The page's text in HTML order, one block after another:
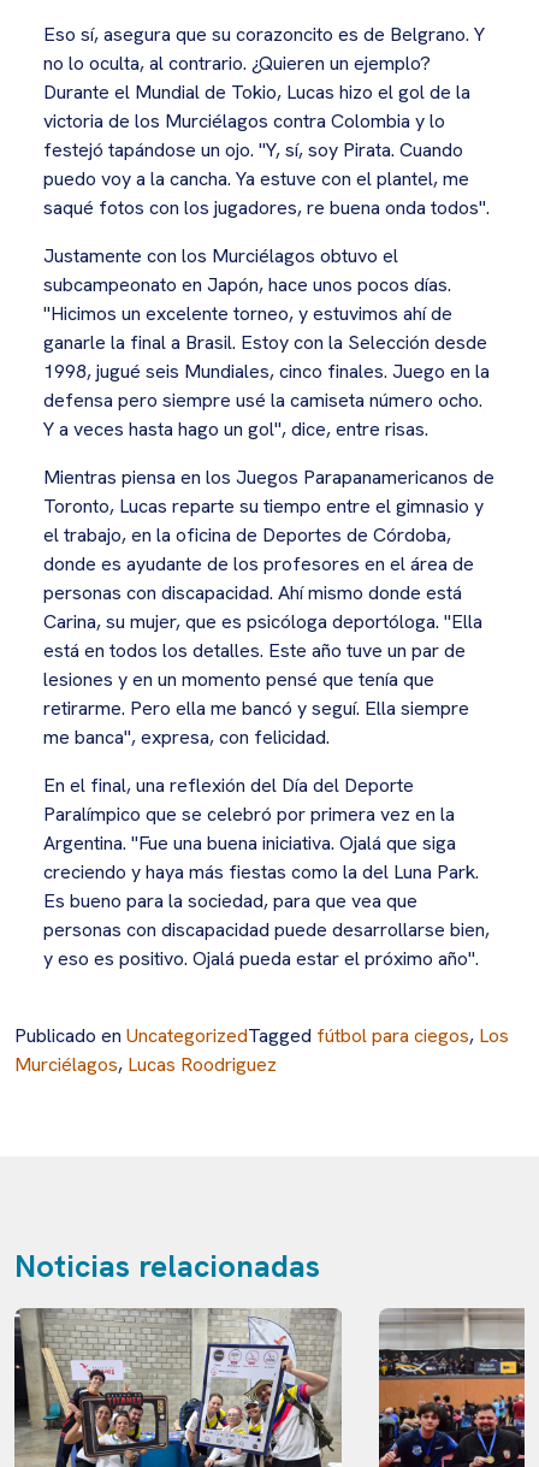
Eso sí, asegura que su corazoncito es de Belgrano. Y
no lo oculta, al contrario. ¿Quieren un ejemplo?
Durante el Mundial de Tokio, Lucas hizo el gol de la
victoria de los Murciélagos contra Colombia y lo
festejó tapándose un ojo. "Y, sí, soy Pirata. Cuando
puedo voy a la cancha. Ya estuve con el plantel, me
saqué fotos con los jugadores, re buena onda todos".
Justamente con los Murciélagos obtuvo el
subcampeonato en Japón, hace unos pocos días.
"Hicimos un excelente torneo, y estuvimos ahí de
ganarle la final a Brasil. Estoy con la Selección desde
1998, jugué seis Mundiales, cinco finales. Juego en la
defensa pero siempre usé la camiseta número ocho.
Y a veces hasta hago un gol", dice, entre risas.
Mientras piensa en los Juegos Parapanamericanos de
Toronto, Lucas reparte su tiempo entre el gimnasio y
el trabajo, en la oficina de Deportes de Córdoba,
donde es ayudante de los profesores en el área de
personas con discapacidad. Ahí mismo donde está
Carina, su mujer, que es psicóloga deportóloga. "Ella
está en todos los detalles. Este año tuve un par de
lesiones y en un momento pensé que tenía que
retirarme. Pero ella me bancó y seguí. Ella siempre
me banca", expresa, con felicidad.
En el final, una reflexión del Día del Deporte
Paralímpico que se celebró por primera vez en la
Argentina. "Fue una buena iniciativa. Ojalá que siga
creciendo y haya más fiestas como la del Luna Park.
Es bueno para la sociedad, para que vea que
personas con discapacidad puede desarrollarse bien,
y eso es positivo. Ojalá pueda estar el próximo año".
Publicado en UncategorizedTagged fútbol para ciegos, Los
Murciélagos, Lucas Roodriguez
Noticias relacionadas